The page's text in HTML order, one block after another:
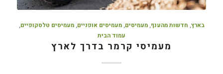
בארץ, חדשות מהענף,מעמיסים,מעמיסים אופניים,מעמיסים טלסקופיים,
עמוד הבית
מעמיסי קרמר בדרך לארץ